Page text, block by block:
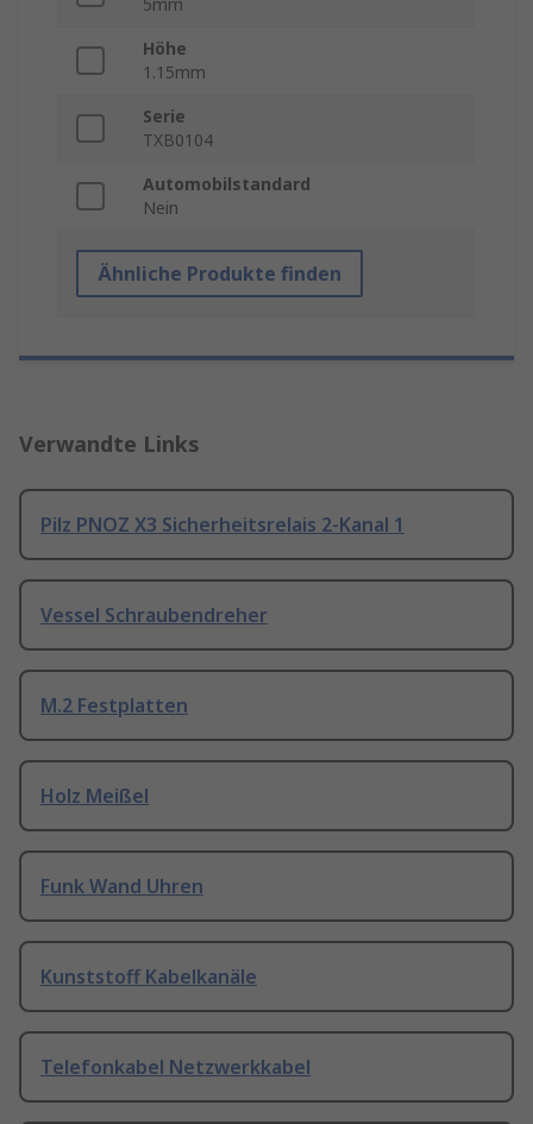
5mm
Höhe
1.15mm
Serie
TXB0104
Automobilstandard
Nein
Ähnliche Produkte finden
Verwandte Links
Pilz PNOZ X3 Sicherheitsrelais 2-Kanal 1
Vessel Schraubendreher
M.2 Festplatten
Holz Meißel
Funk Wand Uhren
Kunststoff Kabelkanäle
Telefonkabel Netzwerkkabel